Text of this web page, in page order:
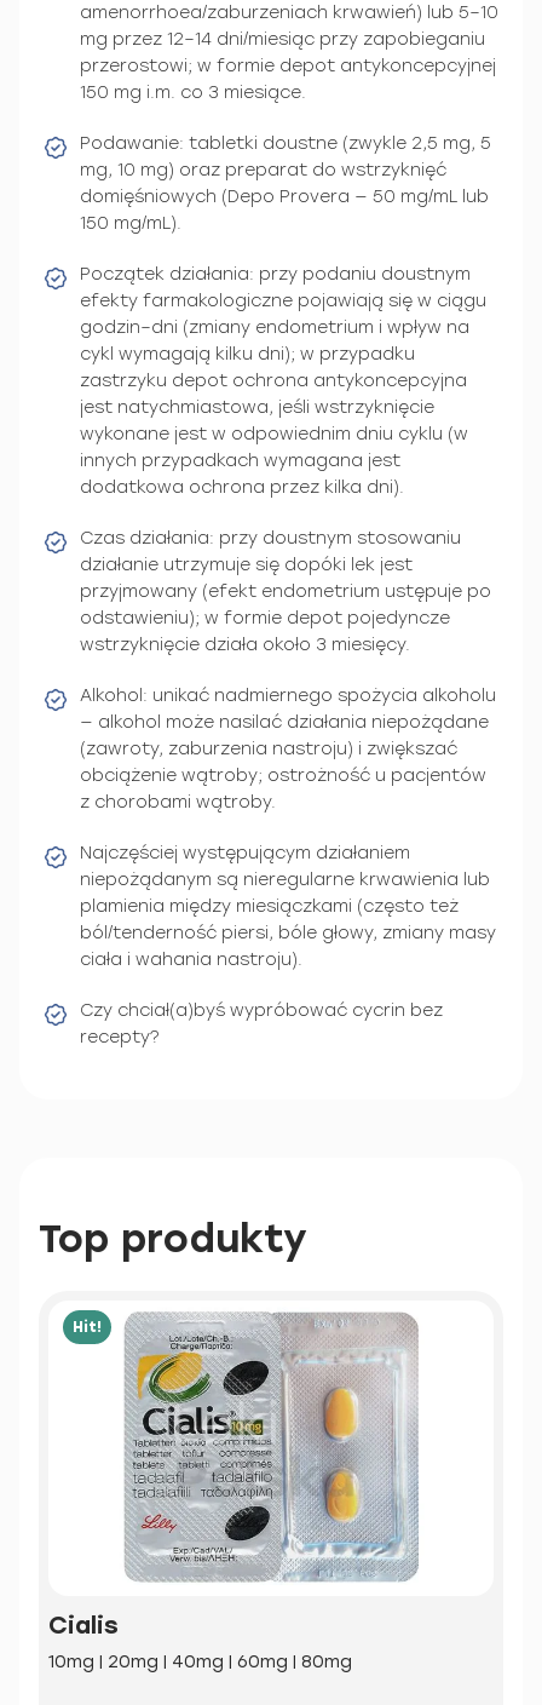
amenorrhoea/zaburzeniach krwawień) lub 5–10
mg przez 12–14 dni/miesiąc przy zapobieganiu
przerostowi; w formie depot antykoncepcyjnej
150 mg i.m. co 3 miesiące.
Podawanie: tabletki doustne (zwykle 2,5 mg, 5
mg, 10 mg) oraz preparat do wstrzyknięć
domięśniowych (Depo Provera — 50 mg/mL lub
150 mg/mL).
Początek działania: przy podaniu doustnym
efekty farmakologiczne pojawiają się w ciągu
godzin–dni (zmiany endometrium i wpływ na
cykl wymagają kilku dni); w przypadku
zastrzyku depot ochrona antykoncepcyjna
jest natychmiastowa, jeśli wstrzyknięcie
wykonane jest w odpowiednim dniu cyklu (w
innych przypadkach wymagana jest
dodatkowa ochrona przez kilka dni).
Czas działania: przy doustnym stosowaniu
działanie utrzymuje się dopóki lek jest
przyjmowany (efekt endometrium ustępuje po
odstawieniu); w formie depot pojedyncze
wstrzyknięcie działa około 3 miesięcy.
Alkohol: unikać nadmiernego spożycia alkoholu
— alkohol może nasilać działania niepożądane
(zawroty, zaburzenia nastroju) i zwiększać
obciążenie wątroby; ostrożność u pacjentów
z chorobami wątroby.
Najczęściej występującym działaniem
niepożądanym są nieregularne krwawienia lub
plamienia między miesiączkami (często też
ból/tenderność piersi, bóle głowy, zmiany masy
ciała i wahania nastroju).
Czy chciał(a)byś wypróbować cycrin bez
recepty?
Top produkty
Hit!
Cialis
10mg | 20mg | 40mg | 60mg | 80mg